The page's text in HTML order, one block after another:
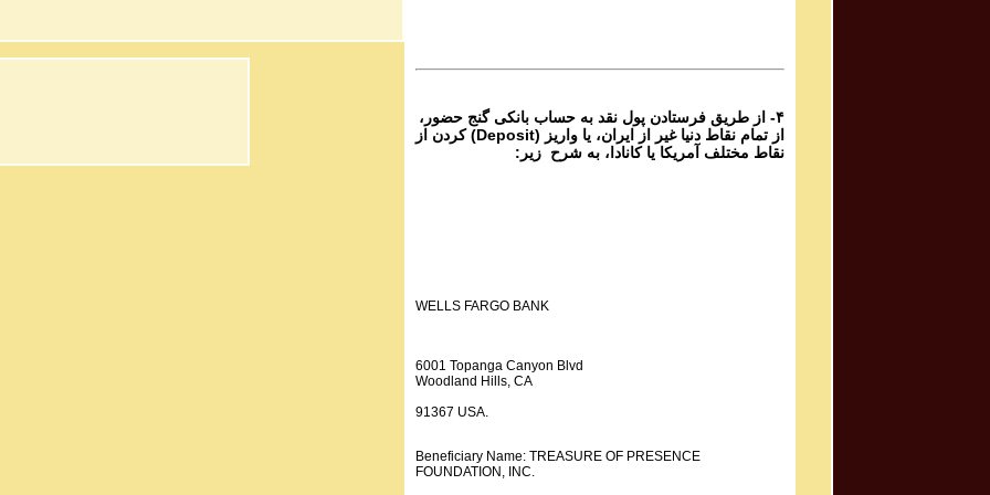
۴- از طریق فرستادن پول نقد به حساب بانکی گنج حضور،
از تمام نقاط دنیا غیر از ایران، یا واریز (Deposit) کردن از
نقاط مختلف آمریکا یا کانادا، به شرح زیر:
WELLS FARGO BANK
6001 Topanga Canyon Blvd
Woodland Hills, CA
91367 USA.
Beneficiary Name: TREASURE OF PRESENCE
FOUNDATION, INC.